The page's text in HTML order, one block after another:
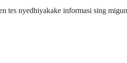
tes nyedhiyakake informasi sing